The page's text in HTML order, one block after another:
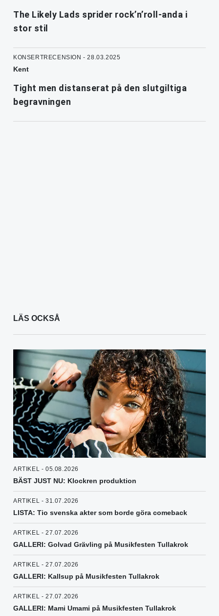
The Likely Lads sprider rock’n’roll-anda i
stor stil
KONSERTRECENSION - 28.03.2025
Kent
Tight men distanserat på den slutgiltiga
begravningen
LÄS OCKSÅ
ARTIKEL - 05.08.2026
BÄST JUST NU: Klockren produktion
ARTIKEL - 31.07.2026
LISTA: Tio svenska akter som borde göra comeback
ARTIKEL - 27.07.2026
GALLERI: Golvad Grävling på Musikfesten Tullakrok
ARTIKEL - 27.07.2026
GALLERI: Kallsup på Musikfesten Tullakrok
ARTIKEL - 27.07.2026
GALLERI: Mami Umami på Musikfesten Tullakrok